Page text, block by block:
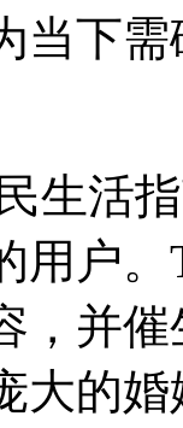
当下
生活
用户
，并
大的